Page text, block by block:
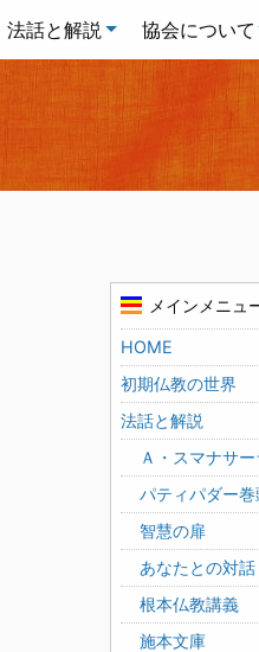
法話と解説 協会について
メインメニュ
HOME
初期仏教の世界
法話と解説
Ａ・スマナサ
パティパダー
智慧の扉
あなたとの対話
根本仏教講義
施本文庫